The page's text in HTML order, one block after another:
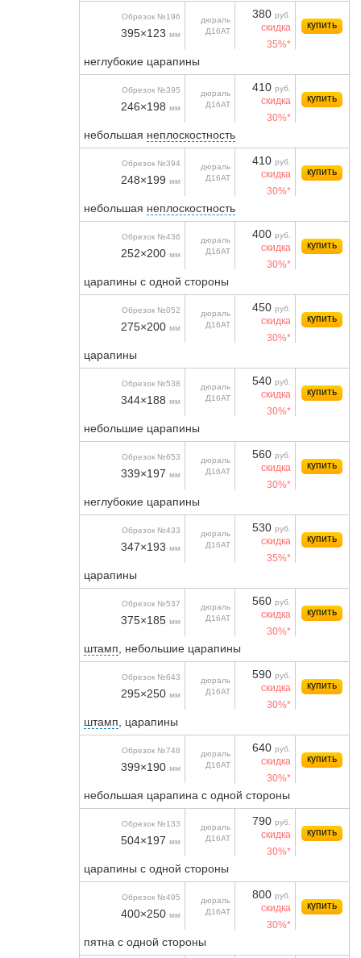
Обрезок №196
395×123 мм
дюраль
Д16АТ
380 руб.
скидка
35%*
купить
неглубокие царапины
Обрезок №395
246×198 мм
дюраль
Д16АТ
410 руб.
скидка
30%*
купить
небольшая неплоскостность
Обрезок №394
248×199 мм
дюраль
Д16АТ
410 руб.
скидка
30%*
купить
небольшая неплоскостность
Обрезок №436
252×200 мм
дюраль
Д16АТ
400 руб.
скидка
30%*
купить
царапины с одной стороны
Обрезок №052
275×200 мм
дюраль
Д16АТ
450 руб.
скидка
30%*
купить
царапины
Обрезок №538
344×188 мм
дюраль
Д16АТ
540 руб.
скидка
30%*
купить
небольшие царапины
Обрезок №653
339×197 мм
дюраль
Д16АТ
560 руб.
скидка
30%*
купить
неглубокие царапины
Обрезок №433
347×193 мм
дюраль
Д16АТ
530 руб.
скидка
35%*
купить
царапины
Обрезок №537
375×185 мм
дюраль
Д16АТ
560 руб.
скидка
30%*
купить
штамп , небольшие царапины
Обрезок №643
295×250 мм
дюраль
Д16АТ
590 руб.
скидка
30%*
купить
штамп , царапины
Обрезок №748
399×190 мм
дюраль
Д16АТ
640 руб.
скидка
30%*
купить
небольшая царапина с одной стороны
Обрезок №133
504×197 мм
дюраль
Д16АТ
790 руб.
скидка
30%*
купить
царапины с одной стороны
Обрезок №495
400×250 мм
дюраль
Д16АТ
800 руб.
скидка
30%*
купить
пятна с одной стороны